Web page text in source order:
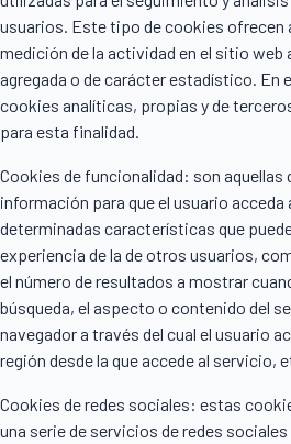
usuarios. Este tipo de cookies ofrecen
medición de la actividad en el sitio web
agregada o de carácter estadístico. En
cookies analíticas, propias y de
para esta finalidad.
Cookies de funcionalidad: son aquellas
información para que el usuario acceda
determinadas características que
experiencia de la de otros usuarios,
el número de resultados a mostrar
búsqueda, el aspecto o contenido del
navegador a través del cual el usuario
región desde la que accede al servicio,
Cookies de redes sociales: estas
una serie de servicios de redes